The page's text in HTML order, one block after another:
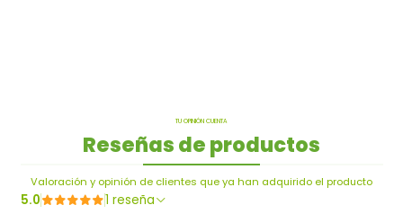
TU OPINIÓN CUENTA
Reseñas de productos
Valoración y opinión de clientes que ya han adquirido el producto
5.0 1 reseña